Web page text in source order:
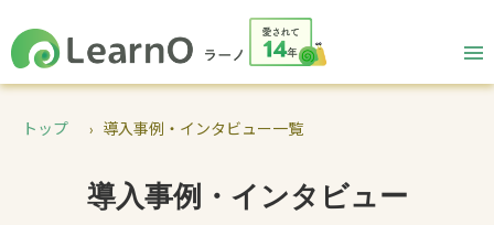
トップ 導入事例・インタビュー一覧
導入事例・インタビュー